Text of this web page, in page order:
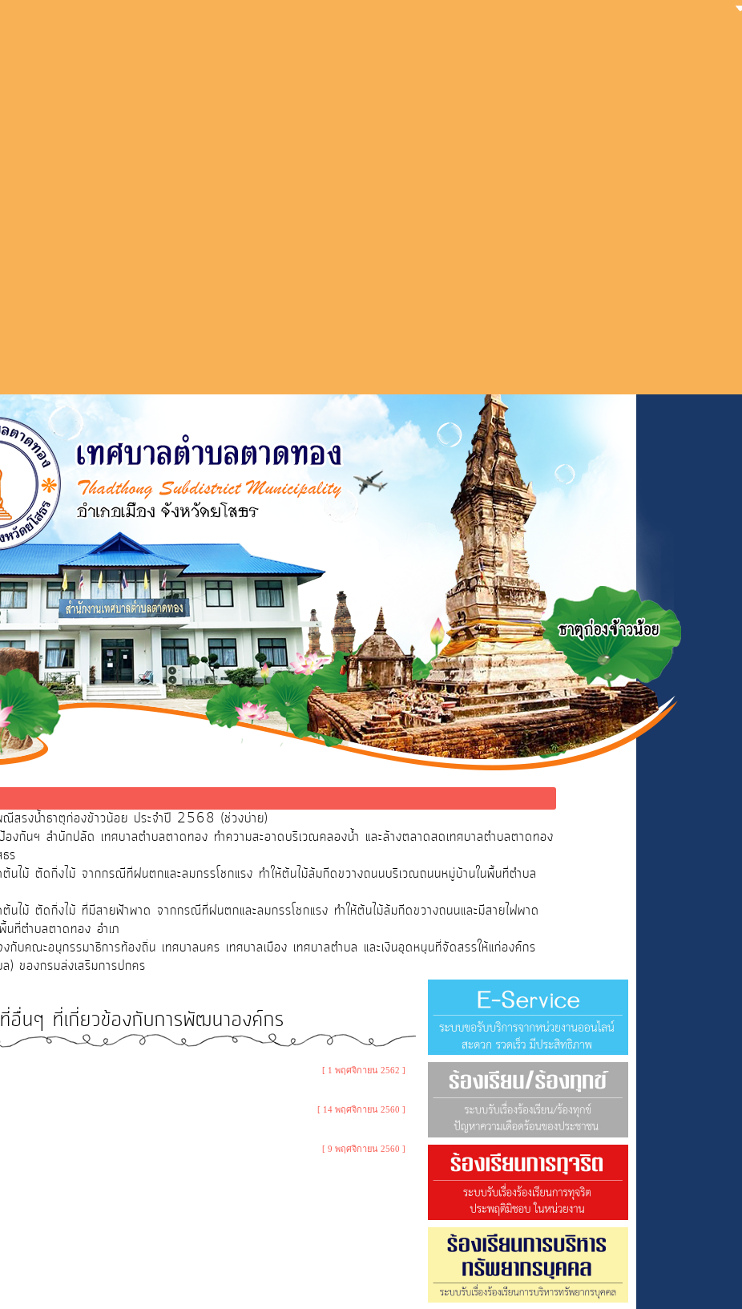
ณีสรงน้ำธาตุก่องข้าวน้อย ประจำปี 2568 (ช่วงบ่าย)
งกันฯ สำนักปลัด เทศบาลตำบลตาดทอง ทำความสะอาดบริเวณคลองน้ำ และล้างตลาดสดเทศบาลตำบลตาดทอง
ร
นไม้ ตัดกิ่งไม้ จากกรณีที่ฝนตกและลมกรรโชกแรง ทำให้ต้นไม้ล้มกีดขวางถนนบริเวณถนนหมู่บ้านในพื้นที่ตำบล
นไม้ ตัดกิ่งไม้ ที่มีสายฟ้าพาด จากกรณีที่ฝนตกและลมกรรโชกแรง ทำให้ต้นไม้ล้มกีดขวางถนนและมีสายไฟพาด
นที่ตำบลตาดทอง อำเภ
กับคณะอนุกรรมาธิการท้องถิ่น เทศบาลนคร เทศบาลเมือง เทศบาลตำบล และเงินอุดหนุนที่จัดสรรให้แก่องค์กร
) ของกรมส่งเสริมการปกคร
อื่นๆ ที่เกี่ยวข้องกับการพัฒนาองค์กร
[ 1 พฤศจิกายน 2562 ]
[ 14 พฤศจิกายน 2560 ]
[ 9 พฤศจิกายน 2560 ]